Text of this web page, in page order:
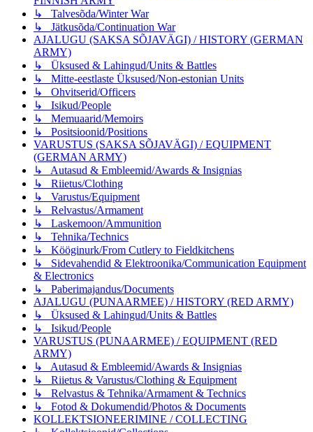
↳ Talvesõda/Winter War
↳ Jätkusõda/Continuation War
AJALUGU (SAKSA SÕJAVÄGI) / HISTORY (GERMAN
ARMY)
↳ Üksused & Lahingud/Units & Battles
↳ Mitte-eestlaste Üksused/Non-estonian Units
↳ Ohvitserid/Officers
↳ Isikud/People
↳ Memuaarid/Memoirs
↳ Positsioonid/Positions
VARUSTUS (SAKSA SÕJAVÄGI) / EQUIPMENT
(GERMAN ARMY)
↳ Autasud & Embleemid/Awards & Insignias
↳ Riietus/Clothing
↳ Varustus/Equipment
↳ Relvastus/Armament
↳ Laskemoon/Ammunition
↳ Tehnika/Technics
↳ Kööginurk/From Cutlery to Fieldkitchens
↳ Sidevahendid & Elektroonika/Communication Equipment
& Electronics
↳ Paberimajandus/Documents
AJALUGU (PUNAARMEE) / HISTORY (RED ARMY)
↳ Üksused & Lahingud/Units & Battles
↳ Isikud/People
VARUSTUS (PUNAARMEE) / EQUIPMENT (RED
ARMY)
↳ Autasud & Embleemid/Awards & Insignias
↳ Riietus & Varustus/Clothing & Equipment
↳ Relvastus & Tehnika/Armament & Technics
↳ Fotod & Dokumendid/Photos & Documents
KOLLEKTSIONEERIMINE / COLLECTING